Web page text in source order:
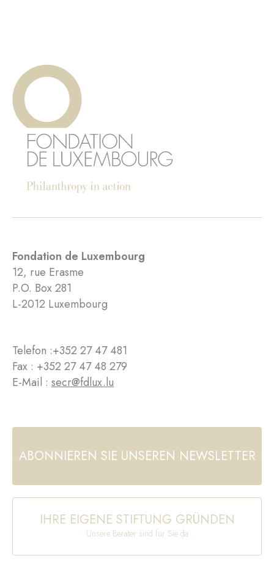
Fondation de Luxembourg
12, rue Erasme
P.O. Box 281
L-2012 Luxembourg
Telefon :+352 27 47 481
Fax : +352 27 47 48 279
E-Mail : secr@fdlux.lu
ABONNIEREN SIE UNSEREN NEWSLETTER
IHRE EIGENE STIFTUNG GRÜNDEN
Unsere Berater sind für Sie da